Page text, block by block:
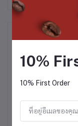
สินค้าที่ซื้อบ่อย
10%
10% First Order